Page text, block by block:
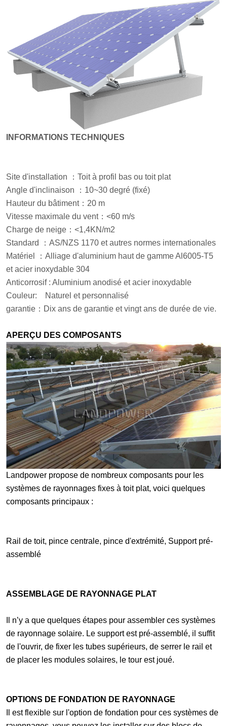
INFORMATIONS TECHNIQUES
Site d'installation ： Toit à profil bas ou toit plat
Angle d'inclinaison
： 10~30 degré (fixé)
Hauteur du bâtiment： 20 m
Vitesse maximale du vent： <60 m/s
Charge de neige ： <1,4KN/m2
Standard
： AS/NZS 1170 et autres normes internationales
Matériel
： Alliage d'aluminium haut de gamme Al6005-T5
et acier inoxydable 304
Anticorrosif : Aluminium anodisé et acier inoxydable
Couleur:
Naturel et personnalisé
garantie ： Dix ans de garantie et vingt ans de durée de vie.
APERÇU DES COMPOSANTS
Landpower propose de nombreux composants pour les
systèmes de rayonnages fixes à toit plat, voici quelques
composants principaux :
Rail de toit, pince centrale, pince d'extrémité, Support pré-
assemblé
ASSEMBLAGE DE RAYONNAGE PLAT
Il n’y a que quelques étapes pour assembler ces systèmes
de rayonnage solaire. Le support est pré-assemblé, il suffit
de l'ouvrir, de fixer les tubes supérieurs, de serrer le rail et
de placer les modules solaires, le tour est joué.
OPTIONS DE FONDATION DE RAYONNAGE
Il est flexible sur l'option de fondation pour ces systèmes de